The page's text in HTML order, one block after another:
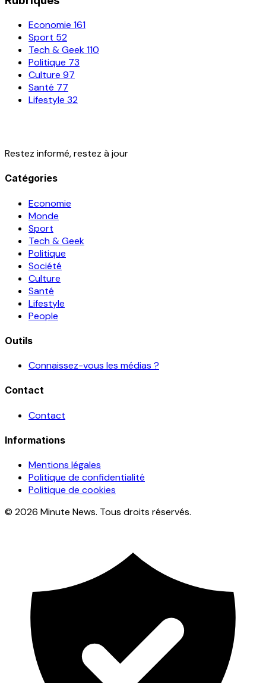
Economie 161
Sport 52
Tech & Geek110
Politique 73
Culture 97
Santé 77
Lifestyle 32
Restez informé, restez à jour
Catégories
Economie
Monde
Sport
Tech & Geek
Politique
Société
Culture
Santé
Lifestyle
People
Outils
Connaissez-vous les médias ?
Contact
Contact
Informations
Mentions légales
Politique de confidentialité
Politique de cookies
© 2026 Minute News. Tous droits réservés.